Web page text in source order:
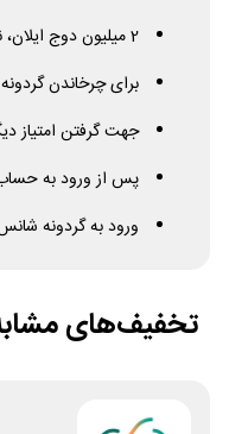
2 میلیون دوج ایلان، نیم میلیون بیت تورنت، 200 بلاک و...
برای چرخاندن گردونه به حداقل 100
جهت گرفتن امتیاز
پس از ورود به
ورود به گردونه
تخفیف‌های